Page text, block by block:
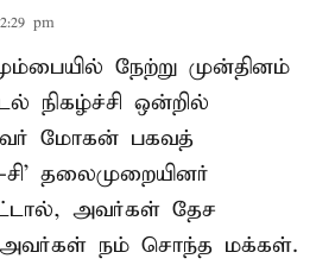
pm
நேற்று முன்தினம்
நிகழ்ச்சி ஒன்றில்
மோகன் பகவத்
தலைமுறையினர்
அவர்கள் தேச
நம் சொந்த மக்கள்.